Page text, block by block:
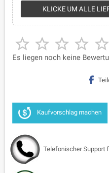
KLICKE UM ALLE
    
Es liegen noch keine
Kaufvorschlag machen
Telefonischer Support